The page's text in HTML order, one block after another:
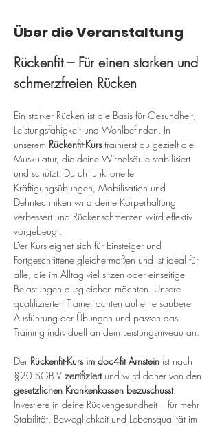
Über die Veranstaltung
Rückenfit – Für einen starken und
schmerzfreien Rücken
Ein starker Rücken ist die Basis für Gesundheit,
Leistungsfähigkeit und Wohlbefinden. In
unserem Rückenfit-Kurs trainierst du gezielt die
Muskulatur, die deine Wirbelsäule stabilisiert
und schützt. Durch funktionelle
Kräftigungsübungen, Mobilisation und
Dehntechniken wird deine Körperhaltung
verbessert und Rückenschmerzen wird effektiv
vorgebeugt.
Der Kurs eignet sich für Einsteiger und
Fortgeschrittene gleichermaßen und ist ideal für
alle, die im Alltag viel sitzen oder einseitige
Belastungen ausgleichen möchten. Unsere
qualifizierten Trainer achten auf eine saubere
Ausführung der Übungen und passen das
Training individuell an dein Leistungsniveau an.
Der Rückenfit-Kurs im doc4fit Arnstein ist nach
§20 SGB V zertifiziert und wird daher von den
gesetzlichen Krankenkassen bezuschusst.
Investiere in deine Rückengesundheit – für mehr
Stabilität, Beweglichkeit und Lebensqualität im